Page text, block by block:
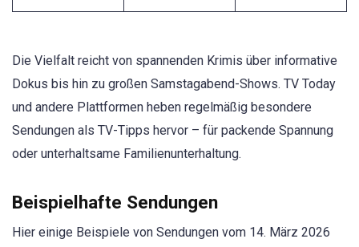
Die Vielfalt reicht von spannenden Krimis über informative
Dokus bis hin zu großen Samstagabend-Shows. TV Today
und andere Plattformen heben regelmäßig besondere
Sendungen als TV-Tipps hervor – für packende Spannung
oder unterhaltsame Familienunterhaltung.
Beispielhafte Sendungen
Hier einige Beispiele von Sendungen vom 14. März 2026